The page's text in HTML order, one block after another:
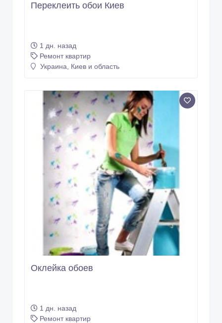
Переклеить обои Киев
1 дн. назад
Ремонт квартир
Украина, Киев и область
Оклейка обоев
1 дн. назад
Ремонт квартир